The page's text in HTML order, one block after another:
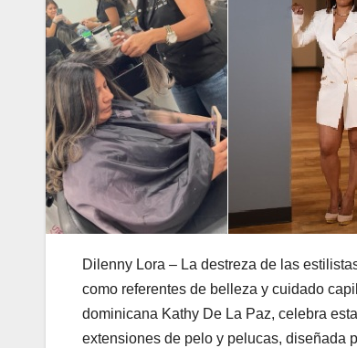
Dilenny Lora – La destreza de las
como referentes de belleza y cuidado
dominicana Kathy De La Paz, celebra
extensiones de pelo y pelucas, diseñada